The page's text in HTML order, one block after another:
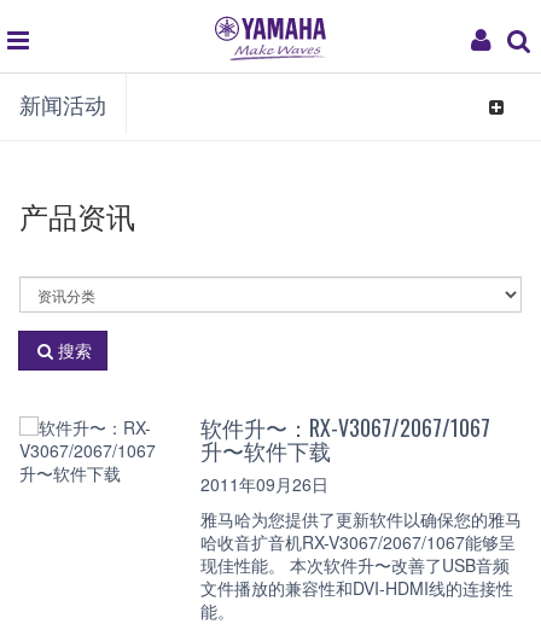
My
global
navigation
新闻活动
Toggle
产品资讯
选
择
资
分
搜索
软件升〜：RX-V3067/2067/1067
升〜软件下载
2011年09月26日
雅马哈为您提供了更新软件以确保您的雅马
哈收音扩音机RX-V3067/2067/1067能够呈
现佳性能。 本次软件升〜改善了USB音频
文件播放的兼容性和DVI-HDMI线的连接性
能。